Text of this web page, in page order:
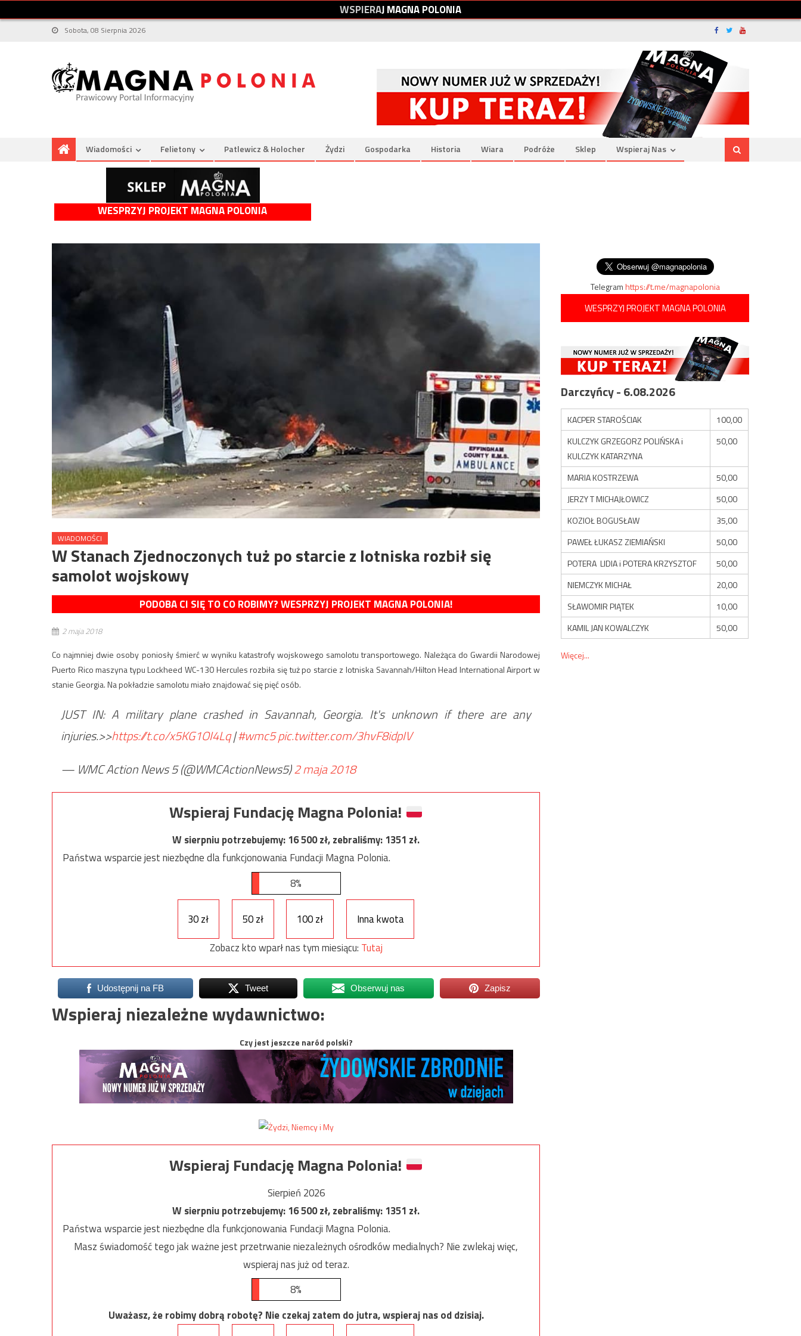
WSPIERAJMAGNAPOLONIA
Sobota, 08 Sierpnia 2026
Wiadomości Felietony Patlewicz & Holocher Żydzi Gospodarka Historia Wiara Podróże Sklep Wspieraj Nas
WESPRZYJ PROJEKT MAGNA POLONIA
WIADOMOŚCI
W Stanach Zjednoczonych tuż po starcie z lotniska rozbił się
samolot wojskowy
PODOBA CI SIĘ TO CO ROBIMY? WESPRZYJ PROJEKT MAGNA POLONIA!
2 maja 2018
Co najmniej dwie osoby poniosły śmierć w wyniku katastrofy wojskowego samolotu transportowego. Należąca do Gwardii Narodowej
Puerto Rico maszyna typu Lockheed WC-130 Hercules rozbiła się tuż po starcie z lotniska Savannah/Hilton Head International Airport w
stanie Georgia. Na pokładzie samolotu miało znajdować się pięć osób.
JUST IN: A military plane crashed in Savannah, Georgia. It's unknown if there are any
injuries.>>https://t.co/x5KG1OI4Lq|#wmc5pic.twitter.com/3hvF8idpIV
— WMC Action News 5 (@WMCActionNews5)2 maja 2018
Wspieraj Fundację Magna Polonia!
W sierpniu potrzebujemy:16 500zł, zebraliśmy:1351 zł.
Państwa wsparcie jest niezbędne dla funkcjonowania Fundacji Magna Polonia.
8%
30 zł 50 zł 100 zł
Inna kwota
Zobacz kto wparł nas tym miesiącu: Tutaj
Udostępnij na FB Tweet Obserwuj nas Zapisz
Wspieraj niezależne wydawnictwo:
Czy jest jeszcze naród polski?
Wspieraj Fundację Magna Polonia!
Sierpień 2026
W sierpniu potrzebujemy:16 500zł, zebraliśmy:1351 zł.
Państwa wsparcie jest niezbędne dla funkcjonowania Fundacji Magna Polonia.
Masz świadomość tego jak ważne jest przetrwanie niezależnych ośrodków medialnych? Nie zwlekaj więc,
wspieraj nas już od teraz.
8%
Uważasz, że robimy dobrą robotę? Nie czekaj zatem do jutra, wspieraj nas od dzisiaj.
Telegramhttps://t.me/magnapolonia
WESPRZYJ PROJEKT MAGNA POLONIA
Darczyńcy - 6.08.2026
KACPER STAROŚCIAK
100,00
KULCZYK GRZEGORZ POLIŃSKA i
KULCZYK KATARZYNA
50,00
MARIA KOSTRZEWA
50,00
JERZY T MICHAJŁOWICZ
50,00
KOZIOŁ BOGUSŁAW
35,00
PAWEŁ ŁUKASZ ZIEMIAŃSKI
50,00
POTERA LIDIA i POTERA KRZYSZTOF
50,00
NIEMCZYK MICHAŁ
20,00
SŁAWOMIR PIĄTEK
10,00
KAMIL JAN KOWALCZYK
50,00
Więcej...